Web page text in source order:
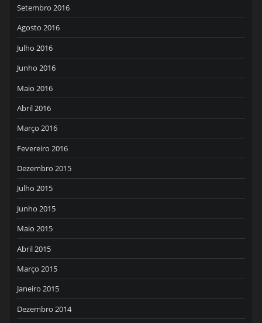
Setembro 2016
Agosto 2016
Julho 2016
Junho 2016
Maio 2016
Abril 2016
Março 2016
Fevereiro 2016
Dezembro 2015
Julho 2015
Junho 2015
Maio 2015
Abril 2015
Março 2015
Janeiro 2015
Dezembro 2014